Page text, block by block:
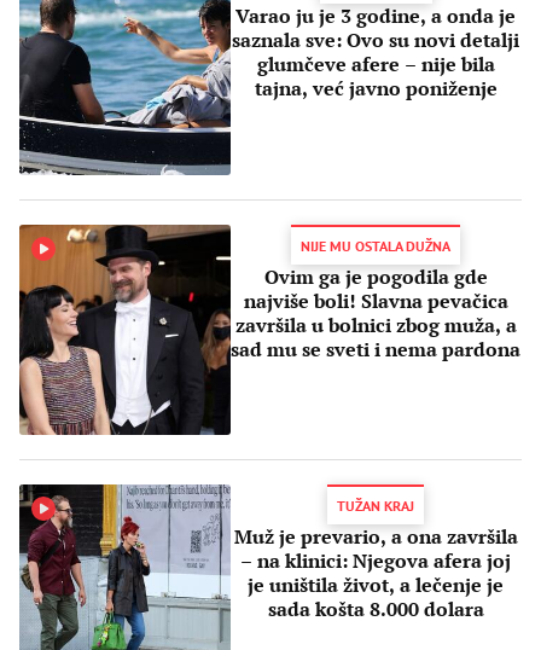
Varao ju je 3 godine, a onda je
saznala sve: Ovo su novi detalji
glumčeve afere – nije bila
tajna, već javno poniženje
NIJE MU OSTALA DUŽNA
Ovim ga je pogodila gde
najviše boli! Slavna pevačica
završila u bolnici zbog muža, a
sad mu se sveti i nema pardona
TUŽAN KRAJ
Muž je prevario, a ona završila
– na klinici: Njegova afera joj
je uništila život, a lečenje je
sada košta 8.000 dolara